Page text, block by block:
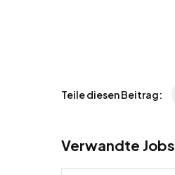
Teile diesen Beitrag:
Verwandte Jobs